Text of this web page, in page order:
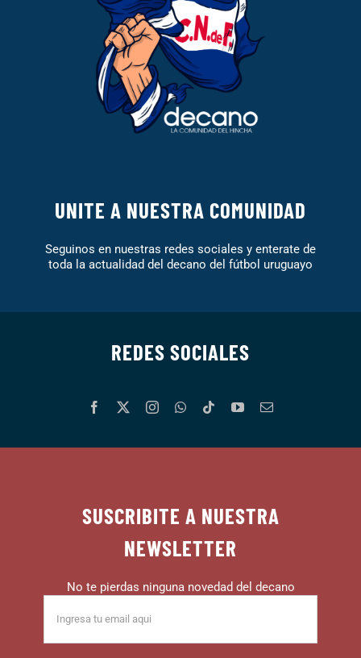
UNITE A NUESTRA COMUNIDAD
Seguinos en nuestras redes sociales y enterate de
toda la actualidad del decano del fútbol uruguayo
REDES SOCIALES
SUSCRIBITE A NUESTRA
NEWSLETTER
No te pierdas ninguna novedad del decano